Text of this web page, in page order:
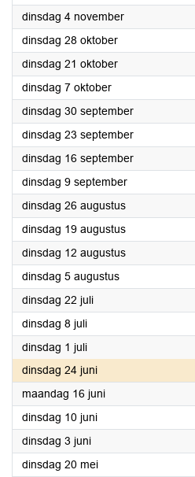
dinsdag 4 november2025
dinsdag 28 oktober2025
dinsdag 21 oktober2025
dinsdag 7 oktober2025
dinsdag 30 september2025
dinsdag 23 september2025
dinsdag 16 september2025
dinsdag 9 september2025
dinsdag 26 augustus2025
dinsdag 19 augustus2025
dinsdag 12 augustus2025
dinsdag 5 augustus2025
dinsdag 22 juli2025
dinsdag 8 juli2025
dinsdag 1 juli2025
dinsdag 24 juni2025
maandag 16 juni2025
dinsdag 10 juni2025
dinsdag 3 juni2025
dinsdag 20 mei2025